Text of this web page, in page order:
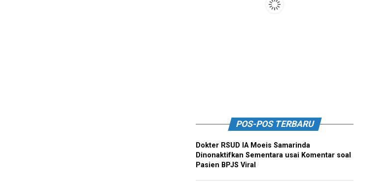
POS-POS TERBARU
Dokter RSUD IA Moeis Samarinda
Dinonaktifkan Sementara usai Komentar soal
Pasien BPJS Viral